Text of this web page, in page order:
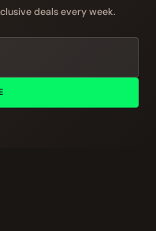
deals every week.